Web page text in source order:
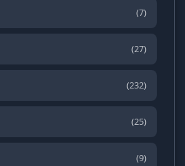
(7)
(27)
(232)
(25)
(9)